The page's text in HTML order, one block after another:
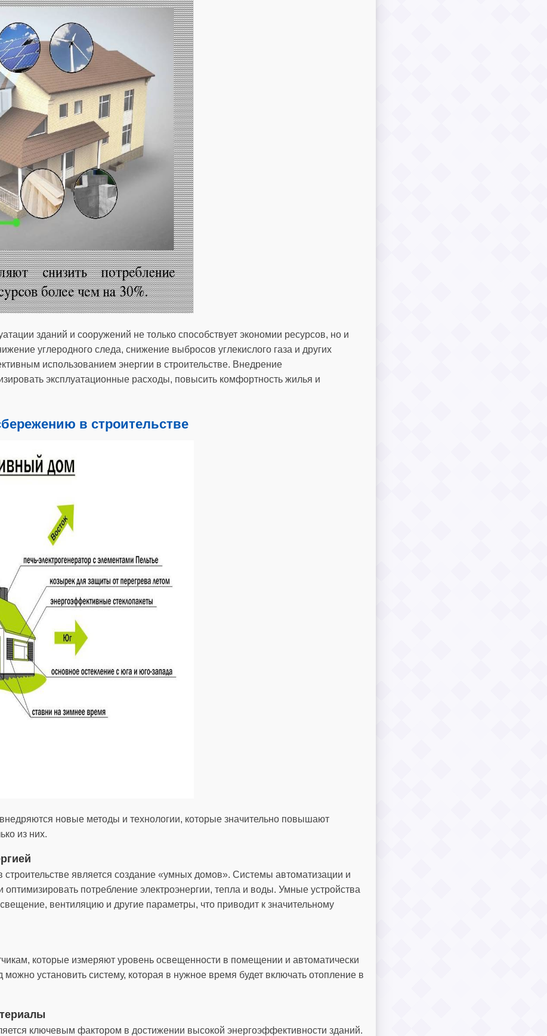
зданий и сооружений не только способствует экономии ресурсов, но и
углеродного следа, снижение выбросов углекислого газа и других
использованием энергии в строительстве. Внедрение
эксплуатационные расходы, повысить комфортность жилья и
в строительстве
новые методы и технологии, которые значительно повышают
из них.
является создание «умных домов». Системы автоматизации и
потребление электроэнергии, тепла и воды. Умные устройства
вентиляцию и другие параметры, что приводит к значительному
которые измеряют уровень освещенности в помещении и автоматически
установить систему, которая в нужное время будет включать отопление в
ключевым фактором в достижении высокой энергоэффективности зданий.